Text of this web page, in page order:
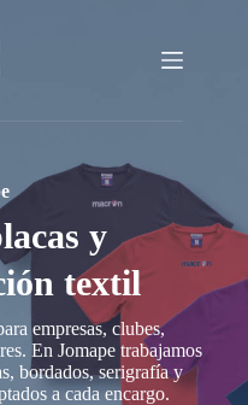
y
textil
empresas, clubes,
En Jomape trabajamos
bordados, serigrafía y
a cada encargo.